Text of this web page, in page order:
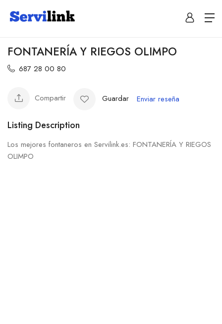
FONTANERÍA Y RIEGOS OLIMPO
687 28 00 80
Compartir Guardar Enviar reseña
Listing Description
Los mejores fontaneros en Servilink.es: FONTANERÍA Y RIEGOS
OLIMPO